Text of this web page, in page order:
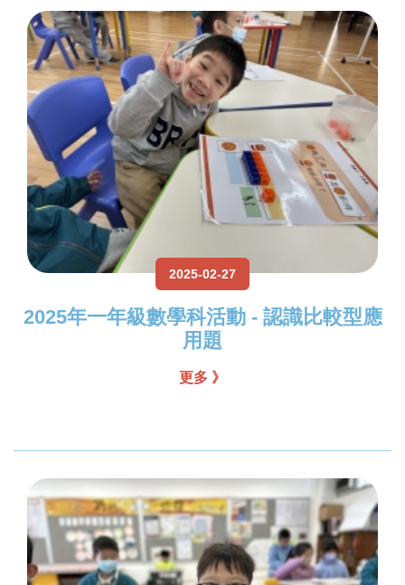
2025-02-27
2025年一年級數學科活動 - 認識比較型應
用題
更多 》